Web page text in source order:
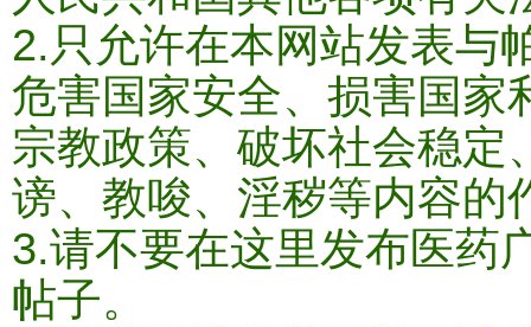
2.只允许在本网站发表与
危害国家安全、损害国家
宗教政策、破坏社会稳定
谤、教唆、淫秽等内容的
3.请不要在这里发布医药
帖子。